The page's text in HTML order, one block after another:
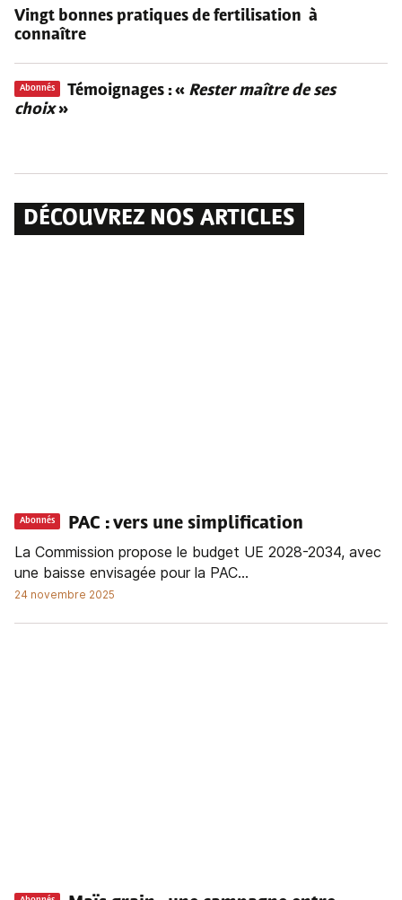
Vingt bonnes pratiques de fertilisation à
connaître
Abonnés Témoignages : « Rester maître de ses
choix»
DÉCOUVREZ NOS ARTICLES
Abonnés
PAC : vers une simplification
La Commission propose le budget UE 2028-2034, avec
une baisse envisagée pour la PAC...
24 novembre 2025